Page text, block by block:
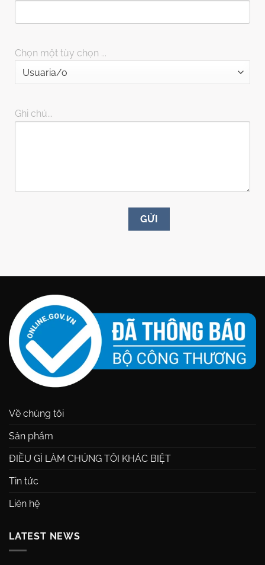
Chọn một tùy chọn ...
Ghi chú...
Về chúng tôi
Sản phẩm
ĐIỀU GÌ LÀM CHÚNG TÔI KHÁC BIỆT
Tin tức
Liên hệ
LATEST NEWS